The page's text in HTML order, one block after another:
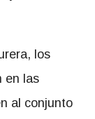
los
en las
al conjunto